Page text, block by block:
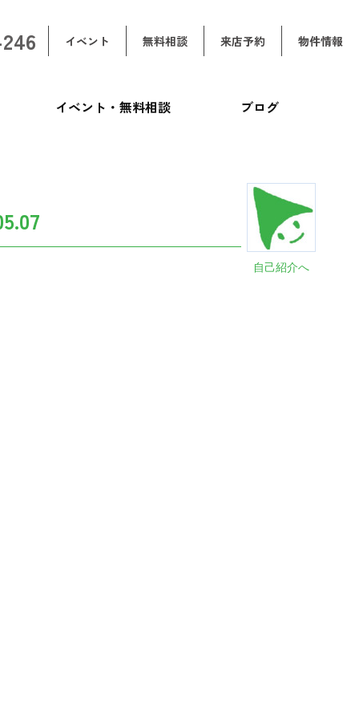
イベント 無料相談 来店予約 物件情報
イベント・無料相談 ブログ
自己紹介へ